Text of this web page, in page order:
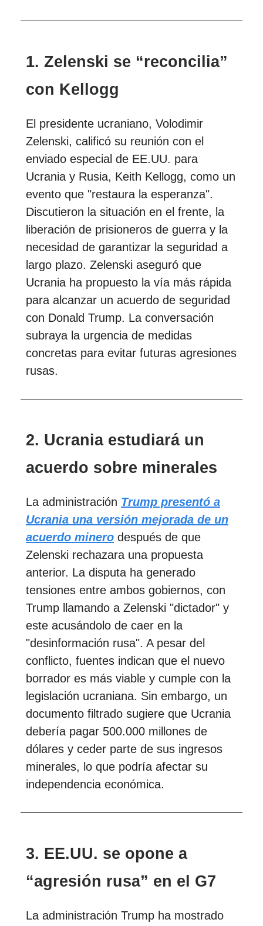
1. Zelenski se “reconcilia”
con Kellogg
El presidente ucraniano, Volodimir
Zelenski, calificó su reunión con el
enviado especial de EE.UU. para
Ucrania y Rusia, Keith Kellogg, como un
evento que "restaura la esperanza".
Discutieron la situación en el frente, la
liberación de prisioneros de guerra y la
necesidad de garantizar la seguridad a
largo plazo. Zelenski aseguró que
Ucrania ha propuesto la vía más rápida
para alcanzar un acuerdo de seguridad
con Donald Trump. La conversación
subraya la urgencia de medidas
concretas para evitar futuras agresiones
rusas.
2. Ucrania estudiará un
acuerdo sobre minerales
La administración Trump presentó a
Ucrania una versión mejorada de un
acuerdo minero después de que
Zelenski rechazara una propuesta
anterior. La disputa ha generado
tensiones entre ambos gobiernos, con
Trump llamando a Zelenski "dictador" y
este acusándolo de caer en la
"desinformación rusa". A pesar del
conflicto, fuentes indican que el nuevo
borrador es más viable y cumple con la
legislación ucraniana. Sin embargo, un
documento filtrado sugiere que Ucrania
debería pagar 500.000 millones de
dólares y ceder parte de sus ingresos
minerales, lo que podría afectar su
independencia económica.
3. EE.UU. se opone a
“agresión rusa” en el G7
La administración Trump ha mostrado